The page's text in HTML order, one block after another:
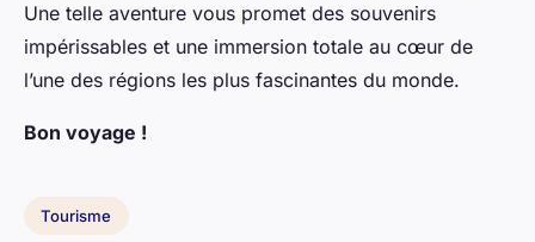
Une telle aventure vous promet des souvenirs
impérissables et une immersion totale au cœur de
l’une des régions les plus fascinantes du monde.
Bon voyage !
Tourisme